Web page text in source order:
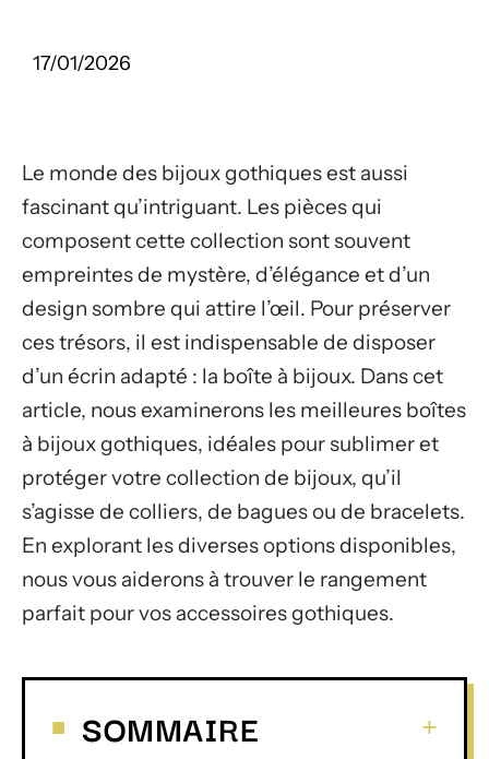
17/01/2026
Le monde des bijoux gothiques est aussi
fascinant qu’intriguant. Les pièces qui
composent cette collection sont souvent
empreintes de mystère, d’élégance et d’un
design sombre qui attire l’œil. Pour préserver
ces trésors, il est indispensable de disposer
d’un écrin adapté : la boîte à bijoux. Dans cet
article, nous examinerons les meilleures boîtes
à bijoux gothiques, idéales pour sublimer et
protéger votre collection de bijoux, qu’il
s’agisse de colliers, de bagues ou de bracelets.
En explorant les diverses options disponibles,
nous vous aiderons à trouver le rangement
parfait pour vos accessoires gothiques.
SOMMAIRE